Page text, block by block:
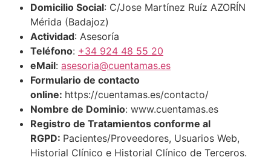
Domicilio Social: C/Jose Martínez Ruíz AZORÍN
Mérida (Badajoz)
Actividad: Asesoría
Teléfono: +34 924 48 55 20
eMail: asesoria@cuentamas.es
Formulario de contacto
online: https://cuentamas.es/contacto/
Nombre de Dominio: www.cuentamas.es
Registro de Tratamientos conforme al
RGPD: Pacientes/Proveedores, Usuarios Web,
Historial Clínico e Historial Clínico de Terceros.